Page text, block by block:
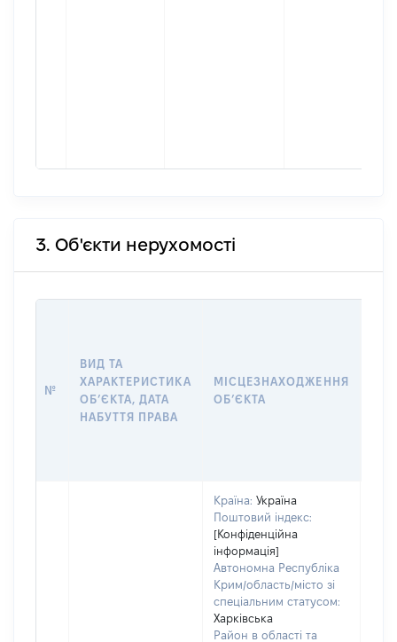
3. Об'єкти нерухомості
№
ВИД ТА
ХАРАКТЕРИСТИКА
ОБʼЄКТА, ДАТА
НАБУТТЯ ПРАВА
МІСЦЕЗНАХОДЖЕННЯ
ОБʼЄКТА
Країна: Україна
Поштовий індекс:
[Конфіденційна
інформація]
Автономна Республіка
Крим/область/місто зі
спеціальним статусом:
Харківська
Район в області та